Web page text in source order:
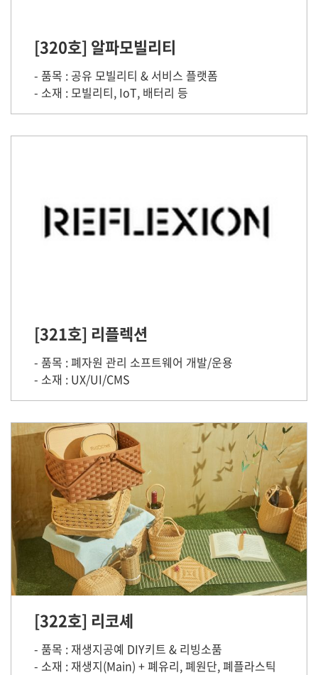
[320호] 알파모빌리티
- 품목 : 공유 모빌리티 & 서비스 플랫폼
- 소재 : 모빌리티, IoT, 배터리 등
[321호] 리플렉션
- 품목 : 폐자원 관리 소프트웨어 개발/운용
- 소재 : UX/UI/CMS
[322호] 리코셰
- 품목 : 재생지공예 DIY키트 & 리빙소품
- 소재 : 재생지(Main) + 폐유리, 폐원단, 폐플라스틱